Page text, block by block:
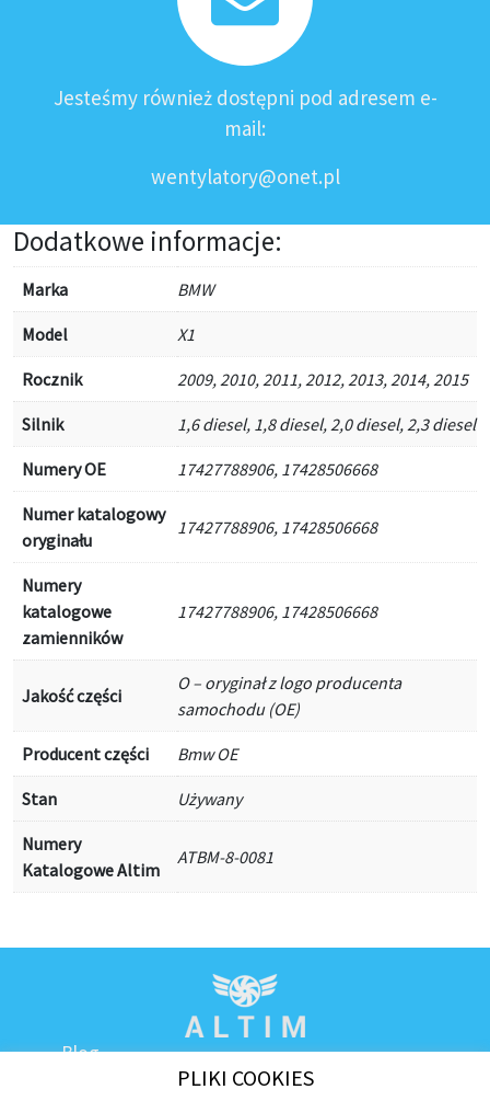
Jesteśmy również dostępni pod adresem e-
mail:
wentylatory@onet.pl
Dodatkowe informacje:
Marka BMW
Model X1
Rocznik 2009, 2010, 2011, 2012, 2013, 2014, 2015
Silnik 1,6 diesel, 1,8 diesel, 2,0 diesel, 2,3 diesel
Numery OE 17427788906, 17428506668
Numer katalogowy
oryginału
17427788906, 17428506668
Numery
katalogowe
zamienników
17427788906, 17428506668
Jakość części
O – oryginał z logo producenta
samochodu (OE)
Producent części Bmw OE
Stan Używany
Numery
Katalogowe Altim
ATBM-8-0081
Blog
PLIKI COOKIES